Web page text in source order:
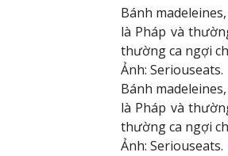
Bánh
là Pháp và
thường ca ngợi
Ảnh: Seriouseats.
Bánh
là Pháp và
thường ca ngợi
Ảnh: Seriouseats.